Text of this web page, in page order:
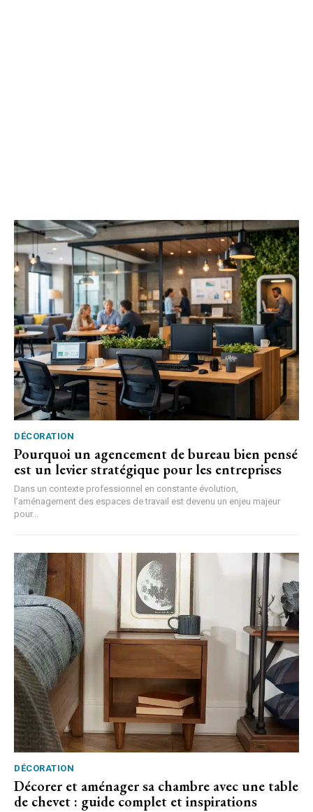
DÉCORATION
Pourquoi un agencement de bureau bien pensé
est un levier stratégique pour les entreprises
Dans un contexte professionnel en constante évolution,
l’aménagement des espaces de travail est devenu un enjeu majeur
pour...
DÉCORATION
Décorer et aménager sa chambre avec une table
de chevet : guide complet et inspirations